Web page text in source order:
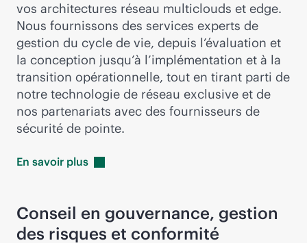
vos architectures réseau multiclouds et edge.
Nous fournissons des services experts de
gestion du cycle de vie, depuis l’évaluation et
la conception jusqu’à l’implémentation et à la
transition opérationnelle, tout en tirant parti de
notre technologie de réseau exclusive et de
nos partenariats avec des fournisseurs de
sécurité de pointe.
En savoir plus
Conseil en gouvernance, gestion
des risques et conformité